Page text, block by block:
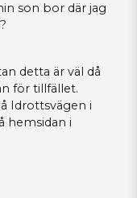
son bor där jag
detta är väl då
för tillfället.
Idrottsvägen i
hemsidan i